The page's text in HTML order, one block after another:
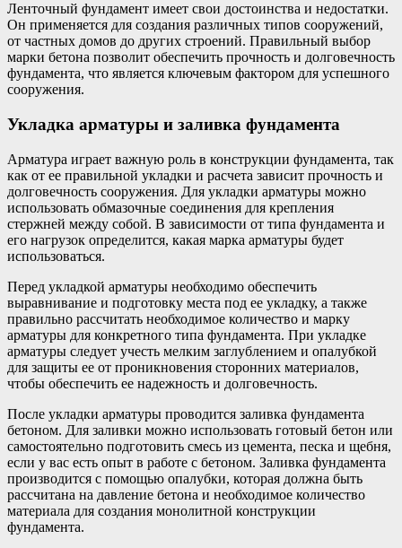
Ленточный фундамент имеет свои достоинства и недостатки.
Он применяется для создания различных типов сооружений,
от частных домов до других строений. Правильный выбор
марки бетона позволит обеспечить прочность и долговечность
фундамента, что является ключевым фактором для успешного
сооружения.
Укладка арматуры и заливка фундамента
Арматура играет важную роль в конструкции фундамента, так
как от ее правильной укладки и расчета зависит прочность и
долговечность сооружения. Для укладки арматуры можно
использовать обмазочные соединения для крепления
стержней между собой. В зависимости от типа фундамента и
его нагрузок определится, какая марка арматуры будет
использоваться.
Перед укладкой арматуры необходимо обеспечить
выравнивание и подготовку места под ее укладку, а также
правильно рассчитать необходимое количество и марку
арматуры для конкретного типа фундамента. При укладке
арматуры следует учесть мелким заглублением и опалубкой
для защиты ее от проникновения сторонних материалов,
чтобы обеспечить ее надежность и долговечность.
После укладки арматуры проводится заливка фундамента
бетоном. Для заливки можно использовать готовый бетон или
самостоятельно подготовить смесь из цемента, песка и щебня,
если у вас есть опыт в работе с бетоном. Заливка фундамента
производится с помощью опалубки, которая должна быть
рассчитана на давление бетона и необходимое количество
материала для создания монолитной конструкции
фундамента.